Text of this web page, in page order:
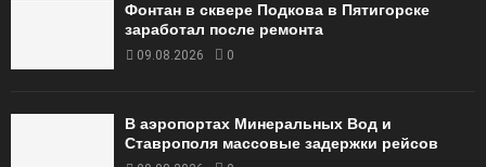
Фонтан в сквере Подкова в Пятигорске
заработал после ремонта
09.08.2026 0
В аэропортах Минеральных Вод и
Ставрополя массовые задержки рейсов